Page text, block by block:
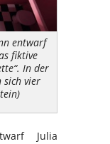
entwarf
fiktive
In der
sich vier
Julia